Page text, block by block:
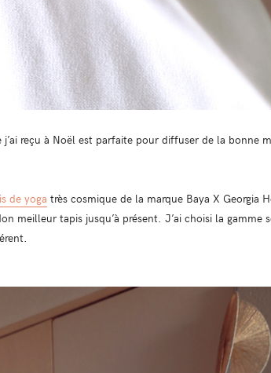
reçu à Noël est parfaite pour diffuser de la bonne
de yoga très cosmique de la marque Baya X Georgia
meilleur tapis jusqu’à présent. J’ai choisi la gamme